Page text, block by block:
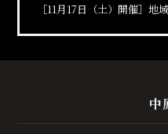
［11月17日（土）開催］地
中